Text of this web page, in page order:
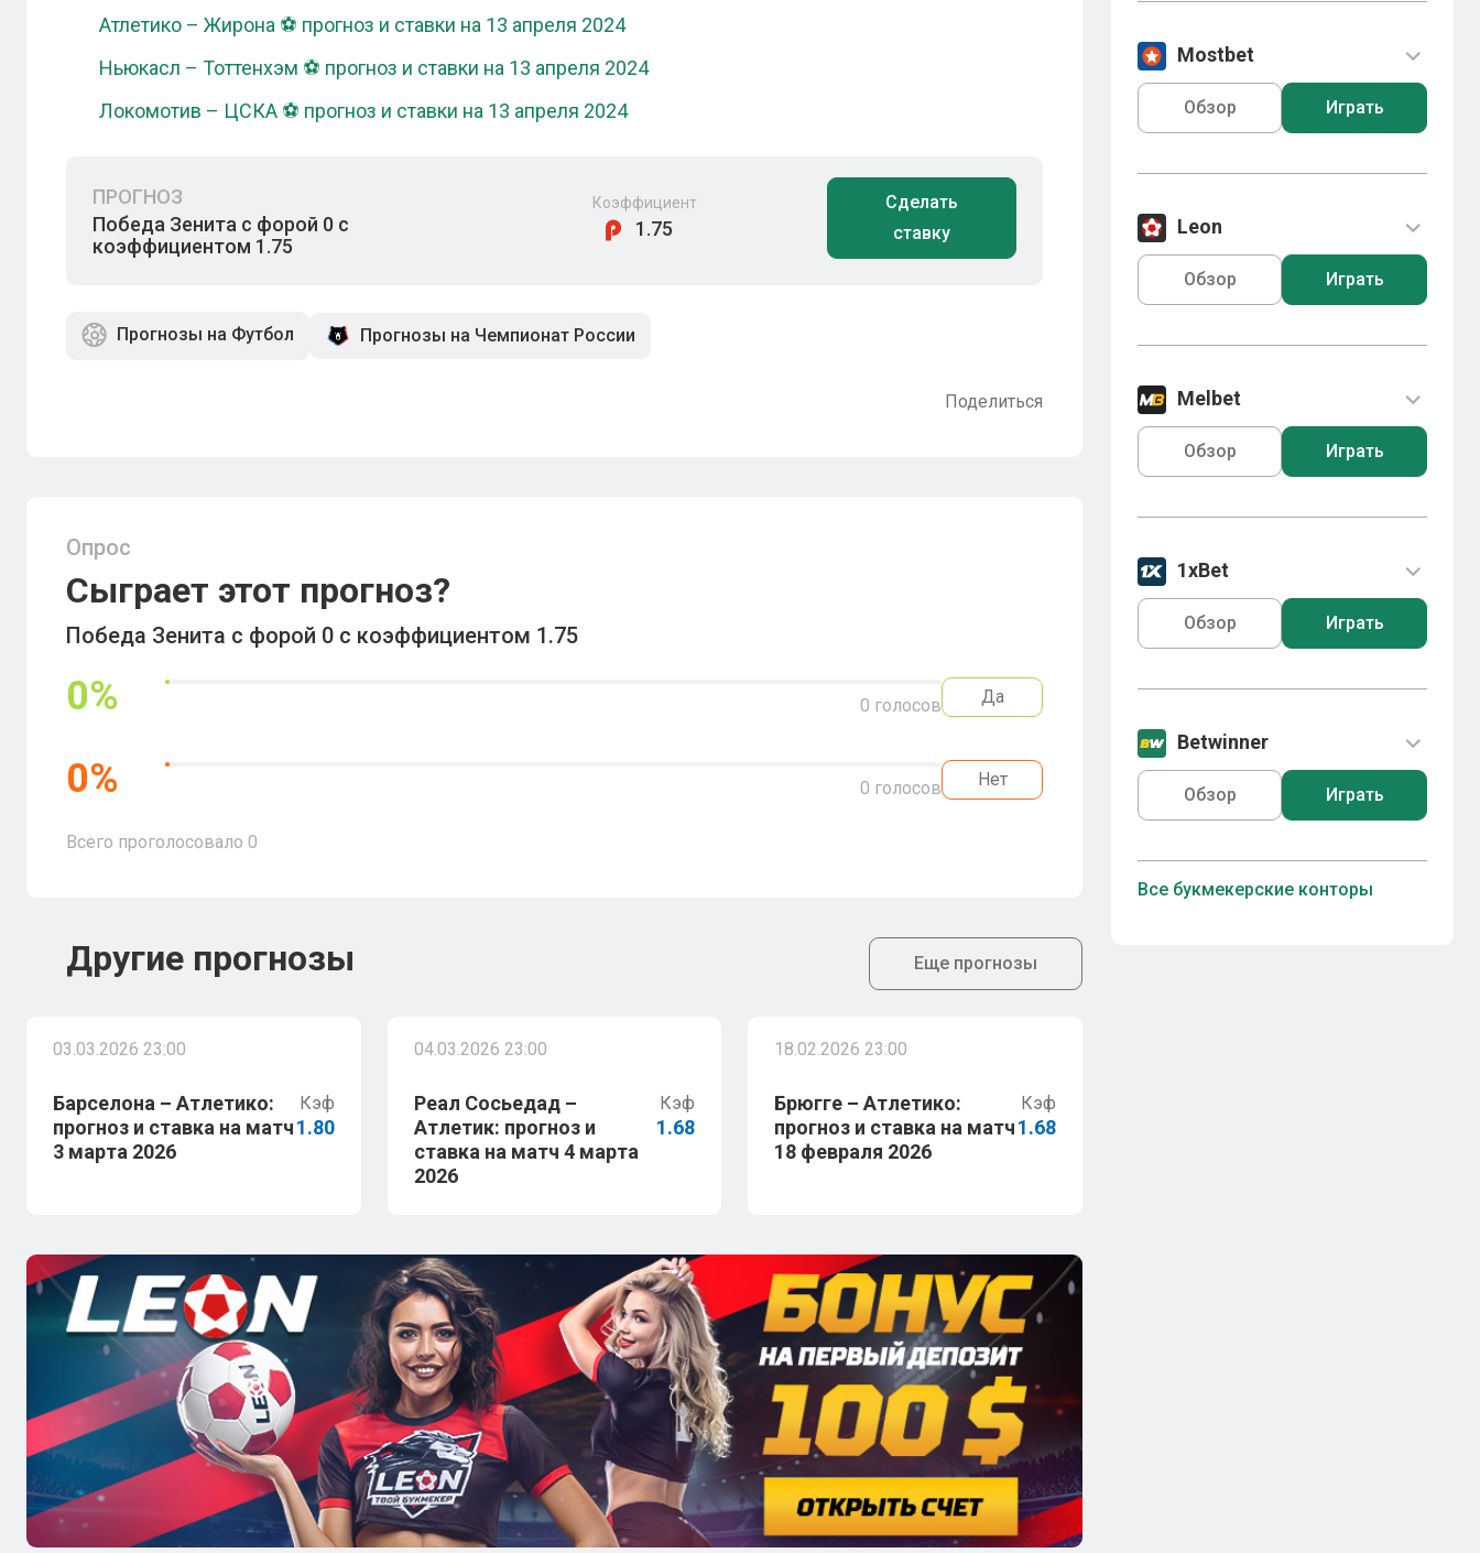
Атлетико – Жирона ⚽ прогноз и ставки на 13 апреля 2024
Ньюкасл – Тоттенхэм ⚽ прогноз и ставки на 13 апреля 2024
Локомотив – ЦСКА ⚽ прогноз и ставки на 13 апреля 2024
ПРОГНОЗ
Победа Зенита с форой 0 с
коэффициентом 1.75
Коэффициент
1.75
Сделать
ставку
Прогнозы на Футбол Прогнозы на Чемпионат России
Поделиться
Опрос
Сыграет этот прогноз?
Победа Зенита с форой 0 с коэффициентом 1.75
0% 0 голосов Да
0% 0 голосов Нет
Всего проголосовало 0
Другие прогнозы Еще прогнозы
03.03.2026 23:00
Барселона – Атлетико:
прогноз и ставка на матч
3 марта 2026
Кэф
1.80
04.03.2026 23:00
Реал Сосьедад –
Атлетик: прогноз и
ставка на матч 4 марта
2026
Кэф
1.68
18.02.2026 23:00
Брюгге – Атлетико:
прогноз и ставка на матч
18 февраля 2026
Кэф
1.68
Mostbet
Обзор Играть
Leon
Обзор Играть
Melbet
Обзор Играть
1xBet
Обзор Играть
Betwinner
Обзор Играть
Все букмекерские конторы